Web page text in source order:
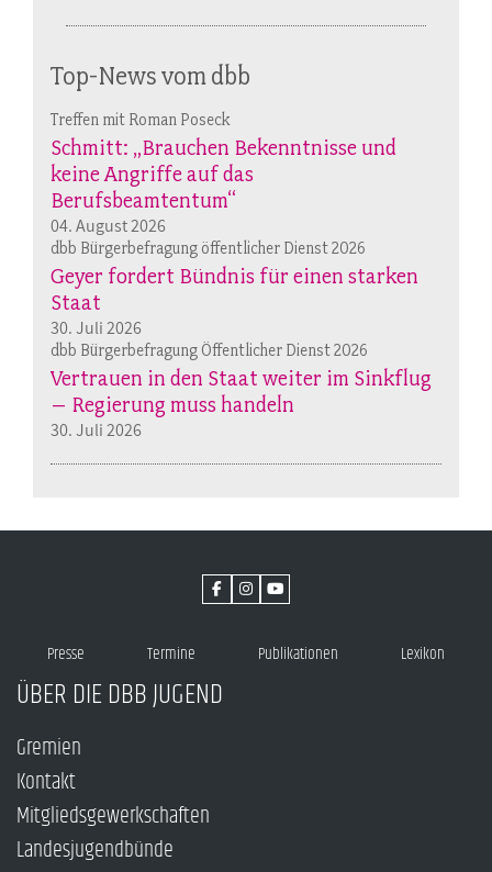
Top-News vom dbb
Treffen mit Roman Poseck
Schmitt: „Brauchen Bekenntnisse und
keine Angriffe auf das
Berufsbeamtentum“
04. August 2026
dbb Bürgerbefragung öffentlicher Dienst 2026
Geyer fordert Bündnis für einen starken
Staat
30. Juli 2026
dbb Bürgerbefragung Öffentlicher Dienst 2026
Vertrauen in den Staat weiter im Sinkflug
– Regierung muss handeln
30. Juli 2026
Presse Termine Publikationen Lexikon
ÜBER DIE DBB JUGEND
Gremien
Kontakt
Mitgliedsgewerkschaften
Landesjugendbünde